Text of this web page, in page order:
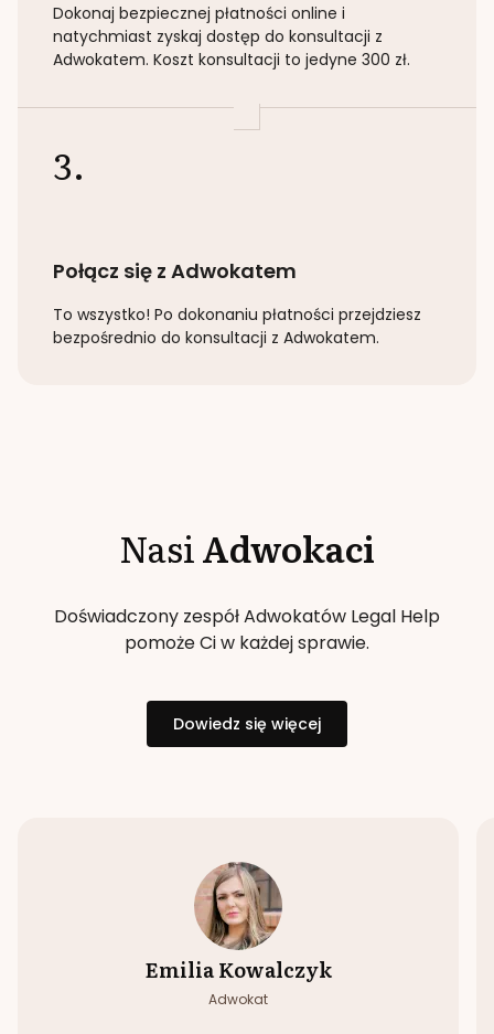
Dokonaj bezpiecznej płatności online i
natychmiast zyskaj dostęp do konsultacji z
Adwokatem. Koszt konsultacji to jedyne 300 zł.
3.
Połącz się z Adwokatem
To wszystko! Po dokonaniu płatności przejdziesz
bezpośrednio do konsultacji z Adwokatem.
NasiAdwokaci
Doświadczony zespół Adwokatów Legal Help
pomoże Ci w każdej sprawie.
Dowiedz się więcej
Emilia Kowalczyk
Adwokat